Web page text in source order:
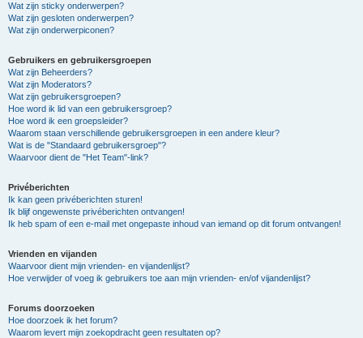
Wat zijn sticky onderwerpen?
Wat zijn gesloten onderwerpen?
Wat zijn onderwerpiconen?
Gebruikers en gebruikersgroepen
Wat zijn Beheerders?
Wat zijn Moderators?
Wat zijn gebruikersgroepen?
Hoe word ik lid van een gebruikersgroep?
Hoe word ik een groepsleider?
Waarom staan verschillende gebruikersgroepen in een andere kleur?
Wat is de "Standaard gebruikersgroep"?
Waarvoor dient de "Het Team"-link?
Privéberichten
Ik kan geen privéberichten sturen!
Ik blijf ongewenste privéberichten ontvangen!
Ik heb spam of een e-mail met ongepaste inhoud van iemand op dit forum ontvangen!
Vrienden en vijanden
Waarvoor dient mijn vrienden- en vijandenlijst?
Hoe verwijder of voeg ik gebruikers toe aan mijn vrienden- en/of vijandenlijst?
Forums doorzoeken
Hoe doorzoek ik het forum?
Waarom levert mijn zoekopdracht geen resultaten op?